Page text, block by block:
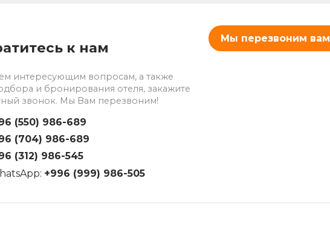
к нам
интересующим вопросам, а также
и бронирования отеля, закажите
звонок. Мы Вам перезвоним!
(550) 986-689
(704) 986-689
(312) 986-545
+996 (999) 986-505
Мы перезвоним вам